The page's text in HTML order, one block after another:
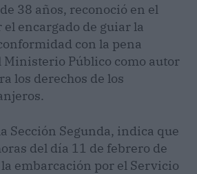
38 años, reconoció en el
el encargado de guiar la
con la pena
Ministerio Público como autor
los derechos de los
Sección Segunda, indica que
del día 11 de febrero de
embarcación por el Servicio